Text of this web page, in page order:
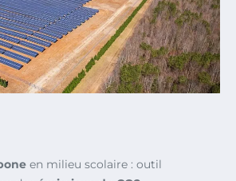
en milieu scolaire : outil